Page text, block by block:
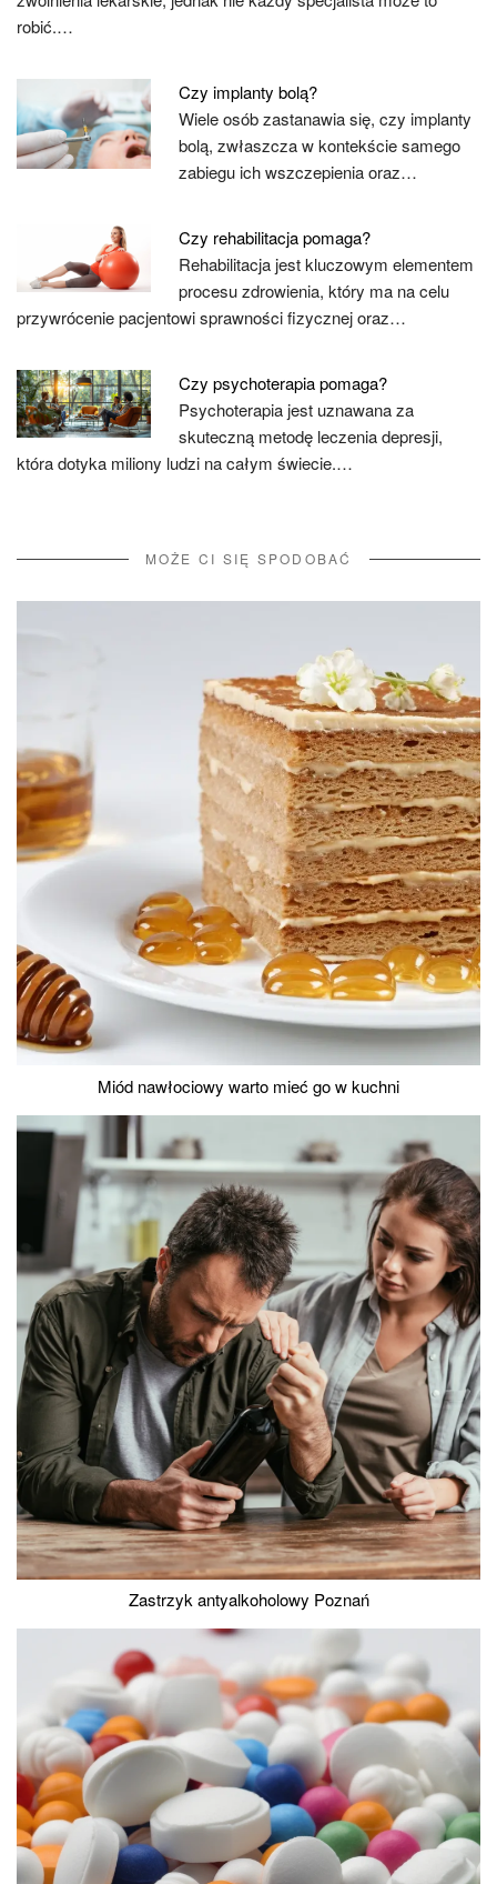
robić.…
Czy implanty bolą?
Wiele osób zastanawia się, czy implanty
bolą, zwłaszcza w kontekście samego
zabiegu ich wszczepienia oraz…
Czy rehabilitacja pomaga?
Rehabilitacja jest kluczowym elementem
procesu zdrowienia, który ma na celu
przywrócenie pacjentowi sprawności fizycznej oraz…
Czy psychoterapia pomaga?
Psychoterapia jest uznawana za
skuteczną metodę leczenia depresji,
która dotyka miliony ludzi na całym świecie.…
MOŻE CI SIĘ SPODOBAĆ
Miód nawłociowy warto mieć go w kuchni
Zastrzyk antyalkoholowy Poznań